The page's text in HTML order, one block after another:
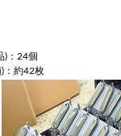
)：24個
：約42枚